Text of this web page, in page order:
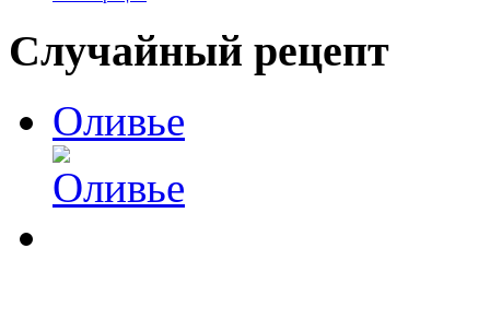
Случайный рецепт
Оливье